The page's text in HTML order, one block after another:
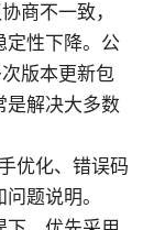
商不一致，
定性下降。公
版本更新包
是解决大多数
优化、错误码
题说明。